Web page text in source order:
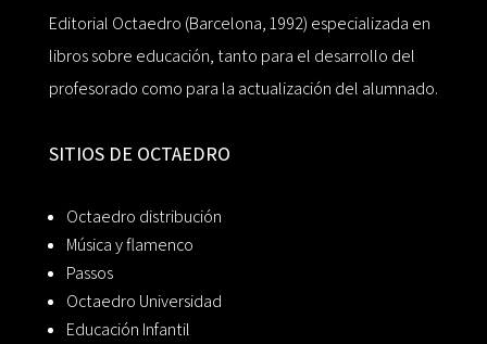
Editorial Octaedro (Barcelona, 1992) especializada en
libros sobre educación, tanto para el desarrollo del
profesorado como para la actualización del alumnado.
SITIOS DE OCTAEDRO
Octaedro distribución
Música y flamenco
Passos
Octaedro Universidad
Educación Infantil